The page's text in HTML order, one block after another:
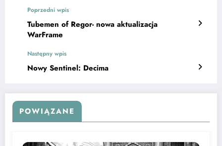
Poprzedni wpis
Tubemen of Regor- nowa aktualizacja
WarFrame
Następny wpis
Nowy Sentinel: Decima
POWIĄZANE